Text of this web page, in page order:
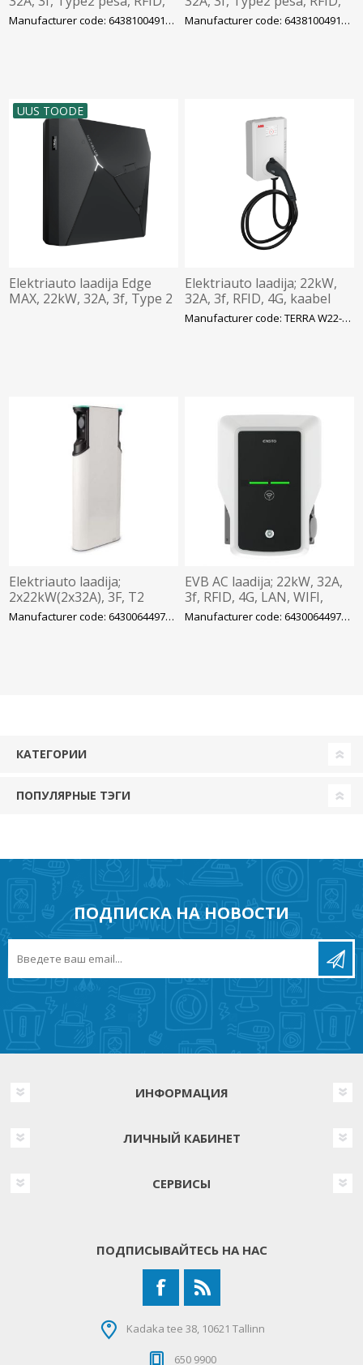
LAN, WIFI, MID, IK10, IP54Manufacturer code: 6438100491420
LAN, WIFI, MID, RCBO,IK10,Manufacturer code: 6438100491406
UUS TOODE
Elektriauto laadija Edge
MAX, 22kW, 32A, 3f, Type 2
Elektriauto laadija; 22kW,
32A, 3f, RFID, 4G, kaabel
Type2, Mid, ABB
Manufacturer code: TERRA W22-G5-RD-MC-0
Elektriauto laadija;
2x22kW(2x32A), 3F, T2
4G/LAN, MID, MCB, RCD, Manufacturer code: 6430064497142
EVB AC laadija; 22kW, 32A,
3f, RFID, 4G, LAN, WIFI,
MID, RCBO, IP54
Manufacturer code: 6430064497203
КАТЕГОРИИ
ПОПУЛЯРНЫЕ ТЭГИ
ПОДПИСКА НА НОВОСТИ
ИНФОРМАЦИЯ
ЛИЧНЫЙ КАБИНЕТ
СЕРВИСЫ
ПОДПИСЫВАЙТЕСЬ НА НАС
Kadaka tee 38, 10621 Tallinn
650 9900